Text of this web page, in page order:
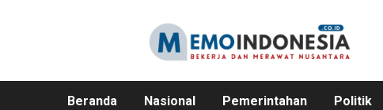
Beranda Nasional Pemerintahan Politik